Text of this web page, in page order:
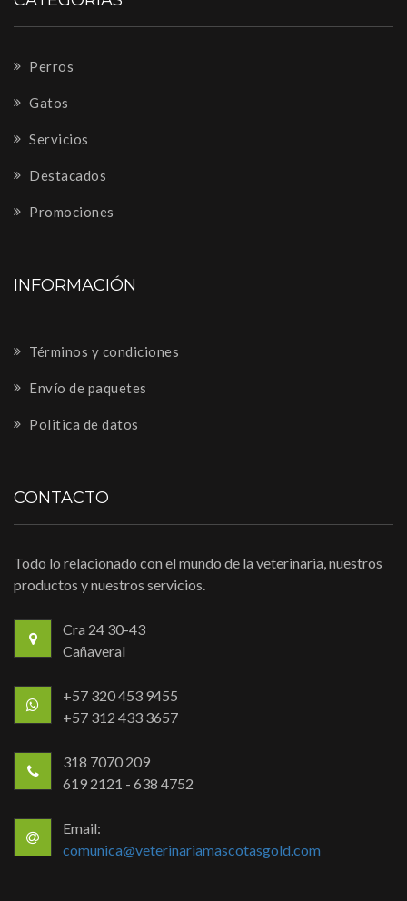
Perros
Gatos
Servicios
Destacados
Promociones
INFORMACIÓN
Términos y condiciones
Envío de paquetes
Politica de datos
CONTACTO
Todo lo relacionado con el mundo de la veterinaria, nuestros
productos y nuestros servicios.
Cra 24 30-43
Cañaveral
+57 320 453 9455
+57 312 433 3657
318 7070 209
619 2121 - 638 4752
Email:
comunica@veterinariamascotasgold.com